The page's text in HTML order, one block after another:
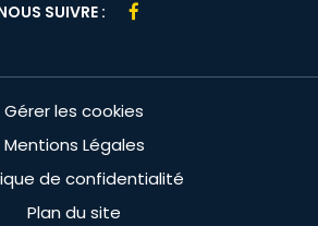
SUIVRE :
Gérer les cookies
Mentions Légales
de confidentialité
Plan du site